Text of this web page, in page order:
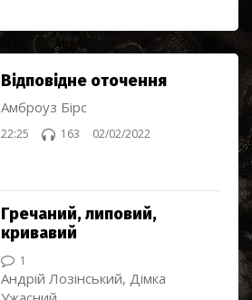
Відповідне оточення
Амброуз Бірс
22:25 163 02/02/2022
Гречаний, липовий,
кривавий
1
Андрій Лозінський, Дімка